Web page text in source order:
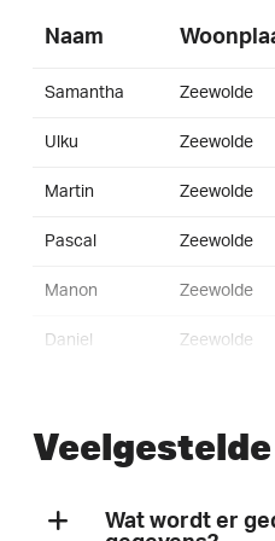
Naam
Samantha Zeewolde
Ulku Zeewolde
Martin Zeewolde
Pascal Zeewolde
Manon Zeewolde
Daniel Zeewolde
Wat wordt er